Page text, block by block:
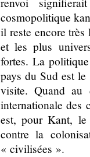
cosmopolitique
il reste encore
et les plus
fortes. La
pays du Sud est
visite. Quand
internationale des
est, pour Kant, le
contre la
« civilisées ».